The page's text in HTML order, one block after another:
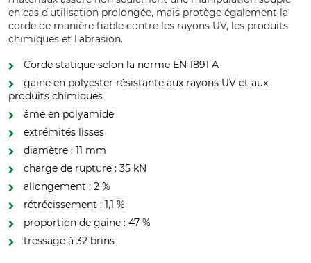
en cas d'utilisation prolongée, mais protège également la
corde de manière fiable contre les rayons UV, les produits
chimiques et l'abrasion.
Corde statique selon la norme EN 1891 A
gaine en polyester résistante aux rayons UV et aux
produits chimiques
âme en polyamide
extrémités lisses
diamètre : 11 mm
charge de rupture : 35 kN
allongement : 2 %
rétrécissement : 1,1 %
proportion de gaine : 47 %
tressage à 32 brins